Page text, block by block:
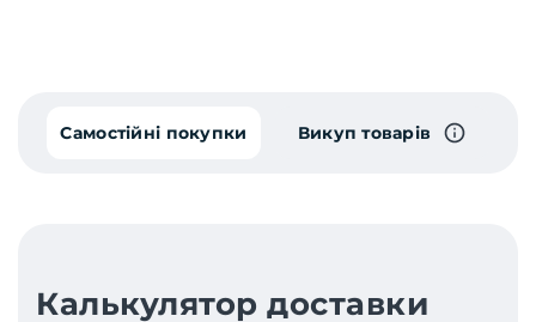
Самостійні покупки Викуп товарів
Калькулятор доставки